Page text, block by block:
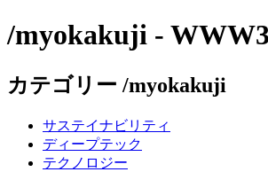
/myokakuji - WWW3
カテゴリー /myokakuji
サステイナビリティ
ディープテック
テクノロジー